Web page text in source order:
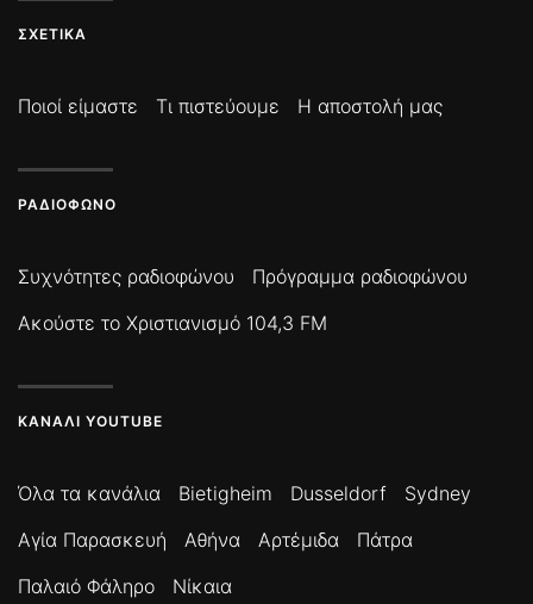
ΣΧΕΤΙΚΆ
Ποιοί είμαστε Τι πιστεύουμε Η αποστολή μας
ΡΑΔΙΌΦΩΝΟ
Συχνότητες ραδιοφώνου
Πρόγραμμα ραδιοφώνου
Ακούστε το Χριστιανισμό 104,3 FM
ΚΑΝΆΛΙ YOUTUBE
Όλα τα κανάλια Bietigheim Dusseldorf
Sydney
Αγία Παρασκευή
Αθήνα Αρτέμιδα
Πάτρα
Παλαιό Φάληρο
Νίκαια